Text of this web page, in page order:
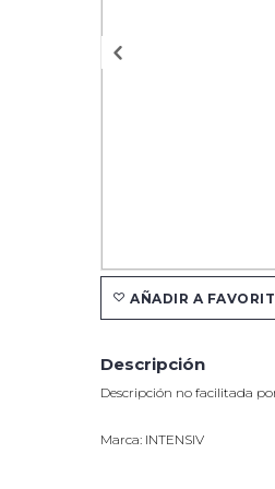
AÑADIR A
Descripción
Descripción no facilitada
Marca: INTENSIV